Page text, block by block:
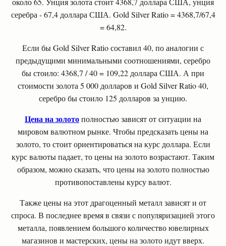
серебра - 67,4 доллара США. Gold Silver Ratio = 4368,7/67,4
= 64,82.
Если бы Gold Silver Ratio составил 40, по аналогии с
предыдущими минимальными соотношениями, серебро
бы стоило: 4368,7 / 40 = 109,22 доллара США. А при
стоимости золота 5 000 долларов и Gold Silver Ratio 40,
серебро бы стоило 125 долларов за унцию.
Цена на золотополностью зависят от ситуации на
мировом валютном рынке. Чтобы предсказать цены на
золото, то стоит ориентироваться на курс доллара. Если
курс валюты падает, то цены на золото возрастают. Таким
образом, можно сказать, что цены на золото полностью
противопоставлены курсу валют.
Также цены на этот драгоценный металл зависят и от
спроса. В последнее время в связи с популяризацией этого
металла, появлением большого количество ювелирных
магазинов и мастерских, цены на золото идут вверх.